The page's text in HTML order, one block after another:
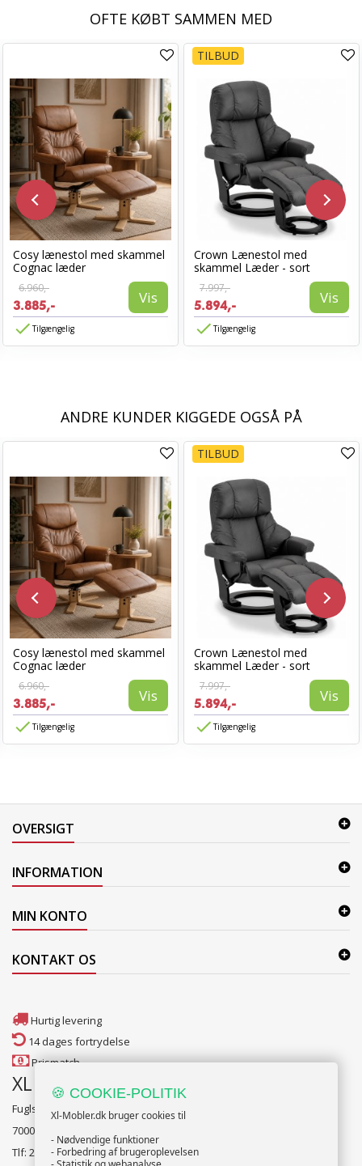
OFTE KØBT SAMMEN MED
Cosy lænestol med skammel
Cognac læder
6.960,-
3.885,- Vis
Tilgængelig
TILBUD
Crown Lænestol med
skammel Læder - sort
7.997,-
5.894,- Vis
Tilgængelig
ANDRE KUNDER KIGGEDE OGSÅ PÅ
Cosy lænestol med skammel
Cognac læder
6.960,-
3.885,- Vis
Tilgængelig
TILBUD
Crown Lænestol med
skammel Læder - sort
7.997,-
5.894,- Vis
Tilgængelig
OVERSIGT
INFORMATION
MIN KONTO
KONTAKT OS
Hurtig levering
14 dages fortrydelse
Prismatch
XL Møbler Fredericia
Fuglsang alle 2
7000 Fredericia
Tlf: 2131 1341
🍪 COOKIE-POLITIK
Xl-Mobler.dk bruger cookies til
- Nødvendige funktioner
- Forbedring af brugeroplevelsen